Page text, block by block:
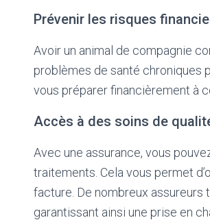
Prévenir les risques
Avoir un animal de compagnie
problèmes de santé chroniques
vous préparer financièrement à
Accès à des soins de
Avec une assurance, vous
traitements. Cela vous permet
facture. De nombreux
garantissant ainsi une prise en